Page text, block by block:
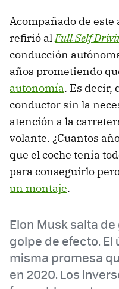
Acompañado de
refirió alFull Self
conducción
años prometiendo
autonomía. Es decir,
conductor sin la
atención a la
volante. ¿Cuantos
que el coche tenía
para conseguirlo
un montaje.
Elon Musk salta
golpe de efecto.
misma promesa
en 2020. Los